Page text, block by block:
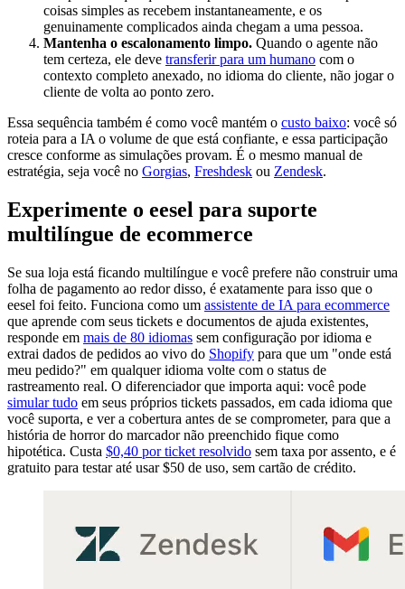
coisas simples as recebem instantaneamente, e os
genuinamente complicados ainda chegam a uma pessoa.
Mantenha o escalonamento limpo. Quando o agente não
tem certeza, ele deve transferir para um humano com o
contexto completo anexado, no idioma do cliente, não jogar o
cliente de volta ao ponto zero.
Essa sequência também é como você mantém o custo baixo: você só
roteia para a IA o volume de que está confiante, e essa participação
cresce conforme as simulações provam. É o mesmo manual de
estratégia, seja você no Gorgias, Freshdesk ou Zendesk.
Experimente o eesel para suporte
multilíngue de ecommerce
Se sua loja está ficando multilíngue e você prefere não construir uma
folha de pagamento ao redor disso, é exatamente para isso que o
eesel foi feito. Funciona como um assistente de IA para ecommerce
que aprende com seus tickets e documentos de ajuda existentes,
responde em mais de 80 idiomas sem configuração por idioma e
extrai dados de pedidos ao vivo do Shopify para que um "onde está
meu pedido?" em qualquer idioma volte com o status de
rastreamento real. O diferenciador que importa aqui: você pode
simular tudo em seus próprios tickets passados, em cada idioma que
você suporta, e ver a cobertura antes de se comprometer, para que a
história de horror do marcador não preenchido fique como
hipotética. Custa $0,40 por ticket resolvido sem taxa por assento, e é
gratuito para testar até usar $50 de uso, sem cartão de crédito.